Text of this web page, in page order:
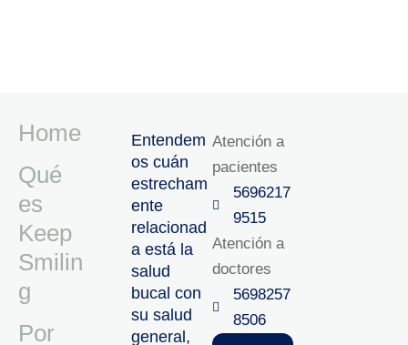
Home
Qué
es
Keep
Smilin
g
Por
Entendem
os cuán
estrecham
ente
relacionad
a está la
salud
bucal con
su salud
general,
Atención a
pacientes
5696217
9515‬
Atención a
doctores
5698257
8506‬